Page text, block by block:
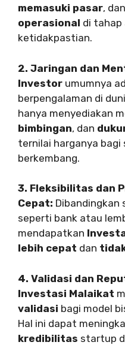
memasuki pasar, dan
operasional di tahap
ketidakpastian.
2. Jaringan dan
Investor umumnya
berpengalaman di
hanya menyediakan
bimbingan, dan
ternilai harganya
berkembang.
3. Fleksibilitas dan
Cepat: Dibandingkan
seperti bank atau
mendapatkan
lebih cepat dan
4. Validasi dan
Investasi Malaikat
validasi bagi model
Hal ini dapat
kredibilitas startup